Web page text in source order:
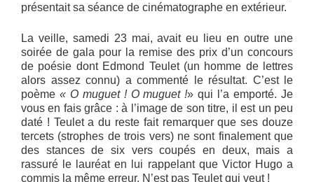
présentait sa séance de cinématographe en extérieur.
La veille, samedi 23 mai, avait eu lieu en outre une
soirée de gala pour la remise des prix d’un concours
de poésie dont Edmond Teulet (un homme de lettres
alors assez connu) a commenté le résultat. C’est le
poème « O muguet ! O muguet !» qui l’a emporté. Je
vous en fais grâce : à l’image de son titre, il est un peu
daté ! Teulet a du reste fait remarquer que ses douze
tercets (strophes de trois vers) ne sont finalement que
des stances de six vers coupés en deux, mais a
rassuré le lauréat en lui rappelant que Victor Hugo a
commis la même erreur. N’est pas Teulet qui veut !